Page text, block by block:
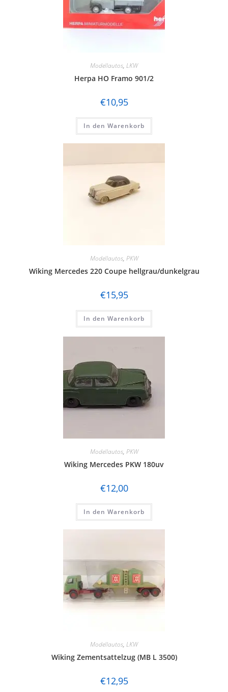
Modellautos, LKW
Herpa HO Framo 901/2
€10,95
In den Warenkorb
Modellautos, PKW
Wiking Mercedes 220 Coupe hellgrau/dunkelgrau
€15,95
In den Warenkorb
Modellautos, PKW
Wiking Mercedes PKW 180uv
€12,00
In den Warenkorb
Modellautos, LKW
Wiking Zementsattelzug (MB L 3500)
€12,95